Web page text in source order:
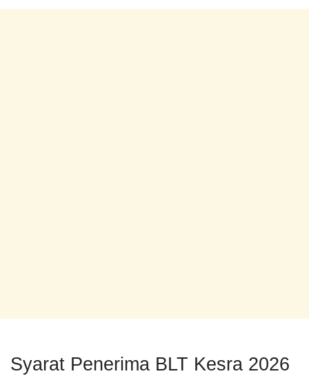
Syarat Penerima BLT Kesra 2026